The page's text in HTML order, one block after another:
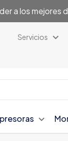
a los mejores
Servicios